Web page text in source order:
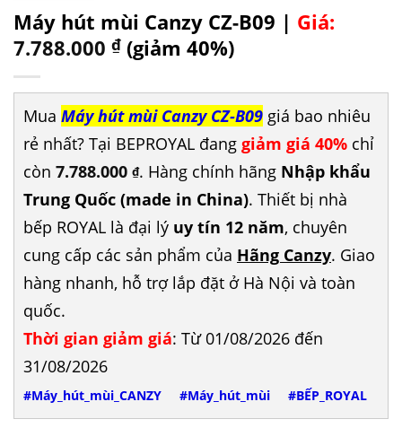
Máy hút mùi Canzy CZ-B09 | Giá:
7.788.000 ₫ (giảm 40%)
Mua Máy hút mùi Canzy CZ-B09 giá bao nhiêu
rẻ nhất? Tại BEPROYAL đang giảm giá 40% chỉ
còn 7.788.000 ₫. Hàng chính hãng Nhập khẩu
Trung Quốc (made in China). Thiết bị nhà
bếp ROYAL là đại lý uy tín 12 năm, chuyên
cung cấp các sản phẩm của Hãng Canzy. Giao
hàng nhanh, hỗ trợ lắp đặt ở Hà Nội và toàn
quốc.
Thời gian giảm giá: Từ 01/08/2026 đến
31/08/2026
#Máy_hút_mùi_CANZY #Máy_hút_mùi #BẾP_ROYAL